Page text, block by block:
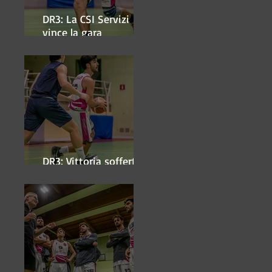
DR3: La CSI Servizi
vince la gara
DR3: Vittoria sofferta a